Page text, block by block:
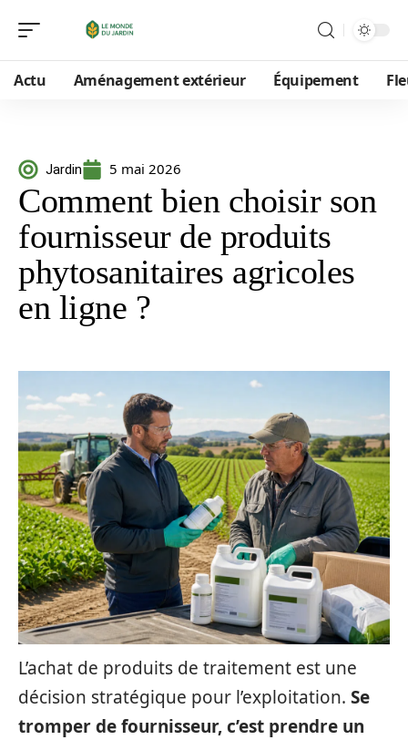
Actu Aménagement extérieur Équipement
Jardin 5 mai 2026
Comment bien choisir son
fournisseur de produits
phytosanitaires agricoles
en ligne ?
L’achat de produits de traitement est une
décision stratégique pour l’exploitation. Se
tromper de fournisseur, c’est prendre un